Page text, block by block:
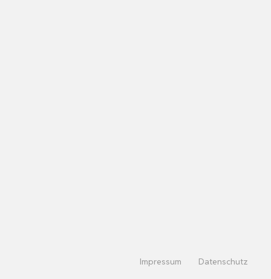
Impressum Datenschutz